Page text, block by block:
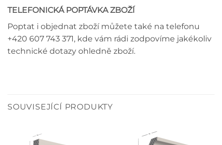
TELEFONICKÁ POPTÁVKA ZBOŽÍ
Poptat i objednat zboží můžete také na telefonu
+420 607 743 371, kde vám rádi zodpovíme jakékoliv
technické dotazy ohledně zboží.
SOUVISEJÍCÍ PRODUKTY